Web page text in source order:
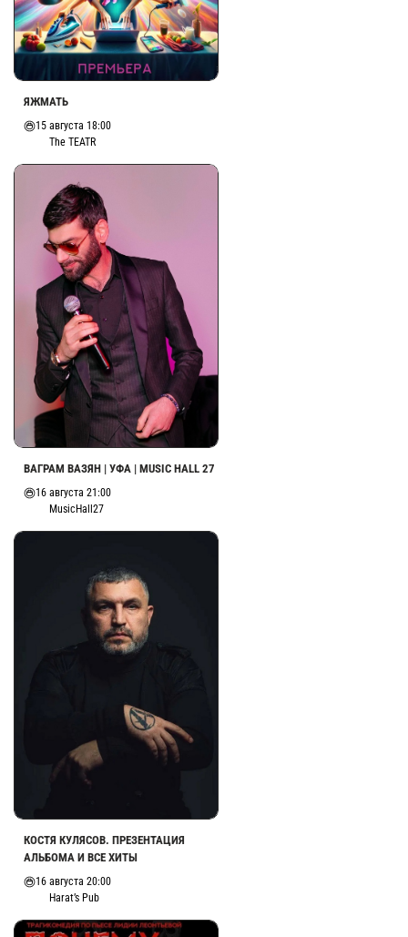
ЯЖМАТЬ
15 августа 18:00
The TEATR
ВАГРАМ ВАЗЯН | УФА | MUSIC HALL 27
16 августа 21:00
MusicHall27
КОСТЯ КУЛЯСОВ. ПРЕЗЕНТАЦИЯ
АЛЬБОМА И ВСЕ ХИТЫ
16 августа 20:00
Harat’s Pub